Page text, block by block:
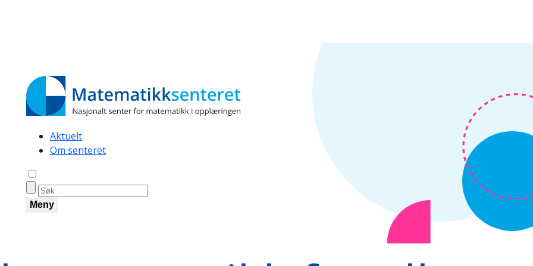
Secondary
navigation
Aktuelt
Om senteret
Meny